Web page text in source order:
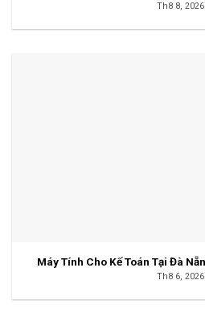
Th8 8, 2026
Máy Tính Cho Kế Toán Tại Đà
Th8 6, 2026